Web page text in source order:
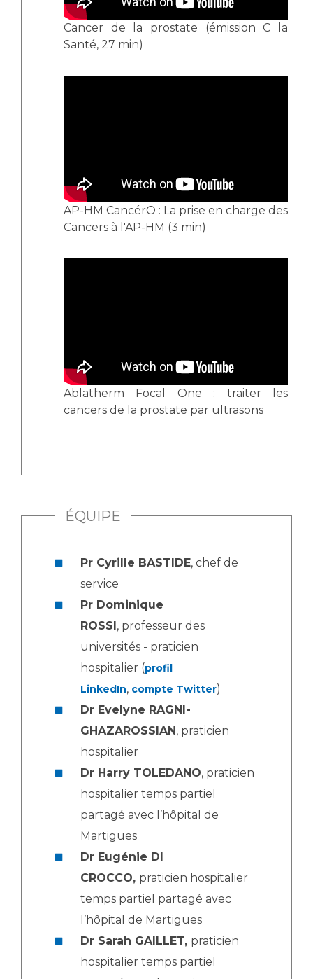
Cancer de la prostate (émission C la
Santé, 27 min)
AP-HM CancérO : La prise en charge des
Cancers à l'AP-HM (3 min)
Ablatherm Focal One : traiter les
cancers de la prostate par ultrasons
ÉQUIPE
Pr Cyrille BASTIDE, chef de
service
Pr Dominique
ROSSI, professeur des
universités - praticien
hospitalier (profil
LinkedIn, compte Twitter)
Dr Evelyne RAGNI-
GHAZAROSSIAN, praticien
hospitalier
Dr Harry TOLEDANO, praticien
hospitalier temps partiel
partagé avec l’hôpital de
Martigues
Dr Eugénie DI
CROCCO, praticien hospitalier
temps partiel partagé avec
l’hôpital de Martigues
Dr Sarah GAILLET, praticien
hospitalier temps partiel